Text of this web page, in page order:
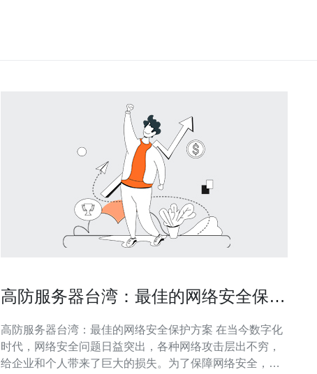
高防服务器台湾：最佳的网络安全保护
高防服务器台湾：最佳的网络安全保护方案 在当今数字化
时代，网络安全问题日益突出，各种网络攻击层出不穷，
给企业和个人带来了巨大的损失。为了保障网络安全，高